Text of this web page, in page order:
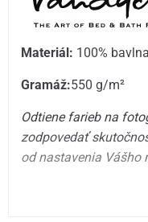
Materiál: 100% bavlna
Gramáž:550 g/m²
Odtiene farieb na
zodpovedať
od nastavenia Vášho